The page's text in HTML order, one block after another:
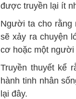
được truyền lại ít
Người ta cho rằng
sẽ xảy ra chuyện
cơ hoặc một người
Truyền thuyết kể
hành tinh nhân
lại đây.